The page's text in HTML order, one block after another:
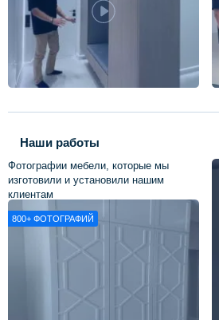
Наши работы
Фотографии мебели, которые мы
изготовили и установили нашим
клиентам
800+ ФОТОГРАФИЙ